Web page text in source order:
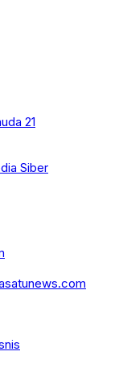
21
Siber